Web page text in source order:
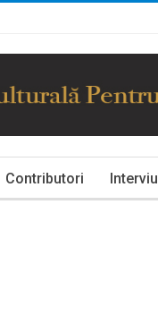
Contributori Interviu